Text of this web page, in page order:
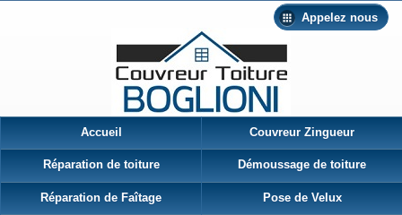
Appelez nous
Accueil Couvreur Zingueur
Réparation de toiture Démoussage de toiture
Réparation de Faîtage Pose de Velux